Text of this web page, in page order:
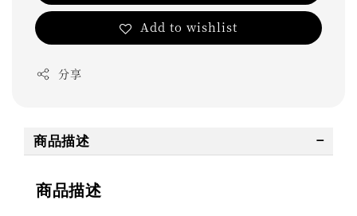
Add to wishlist
分享
商品描述
商品描述